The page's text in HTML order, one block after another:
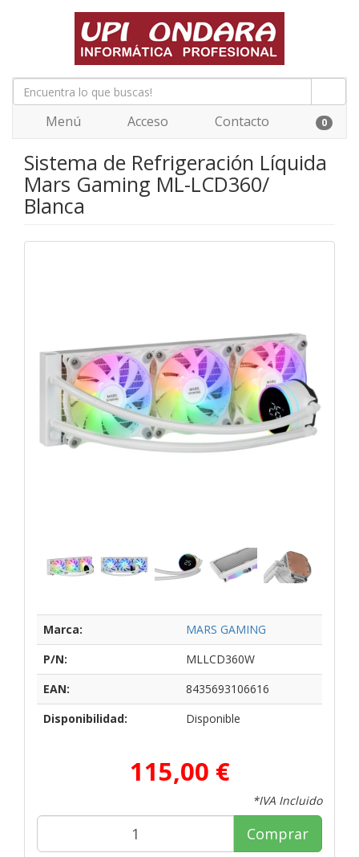
Menú Acceso Contacto 0
Sistema de Refrigeración Líquida
Mars Gaming ML-LCD360/
Blanca
Marca:
MARS GAMING
P/N:
MLLCD360W
EAN:
8435693106616
Disponibilidad:
Disponible
115,00 €
*IVA Incluido
Comprar